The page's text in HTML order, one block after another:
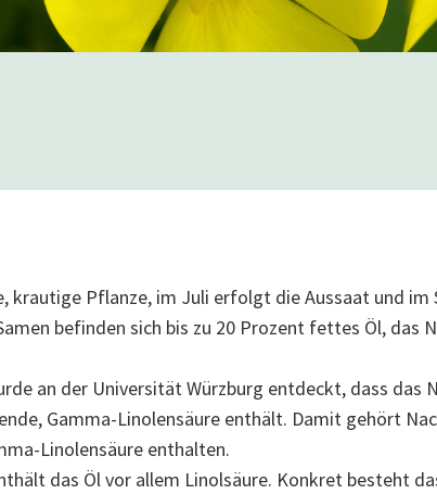
krautige Pflanze, im Juli erfolgt die Aussaat und im
befinden sich bis zu 20 Prozent fettes Öl, das
an der Universität Würzburg entdeckt, dass das
Gamma-Linolensäure enthält. Damit gehört
Linolensäure enthalten.
das Öl vor allem Linolsäure. Konkret besteht